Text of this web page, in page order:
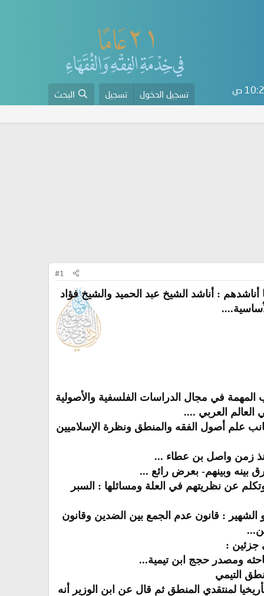
ص تسجيل الدخول تسجيل البحث
#1
: أناشد الشيخ عبد الحميد والشيخ فؤاد
في مجال الدراسات الفلسفية والأصولية
العالم العربي ....
علم أصول الفقه والمنطق ونظرة الإسلاميين
منذ زمن واصل بن عطاء ...
بينه وبينهم- بعرض رائع ...
عن نظريتهم في العلة ومسائلها : السبر
: قانون عدم الجمع بين الضدين وقانون
جزئين :
لمنتقدي المنطق ثم قال عن ابن الوزير أنه